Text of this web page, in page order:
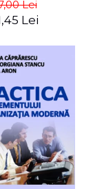
Lei
Lei